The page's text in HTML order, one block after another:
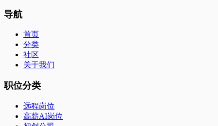
导航
首页
分类
社区
关于我们
职位分类
远程岗位
高薪AI岗位